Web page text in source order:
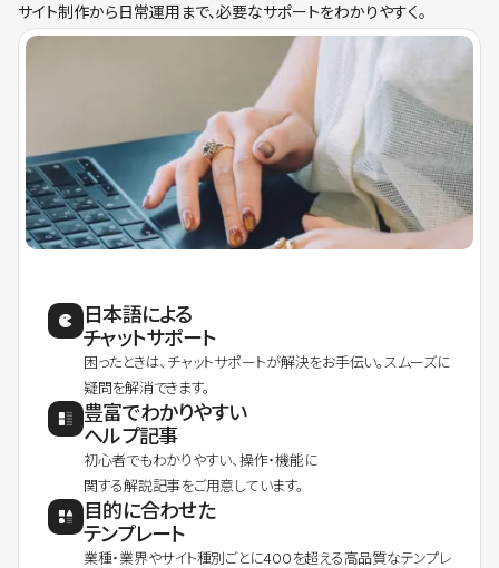
サイト制作から日常運用まで、必要なサポートをわかりやすく。
日本語による
チャットサポート
困ったときは、チャットサポートが解決をお手伝い。スムーズに
疑問を解消できます。
豊富でわかりやすい
ヘルプ記事
初心者でもわかりやすい、操作・機能に
関する解説記事をご用意しています。
目的に合わせた
テンプレート
業種・業界やサイト種別ごとに400を超える高品質なテンプレ